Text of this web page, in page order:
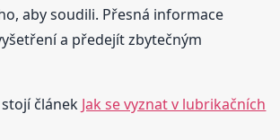
aby soudili. Přesná informace
a předejít zbytečným
článek Jak se vyznat v lubrikačních